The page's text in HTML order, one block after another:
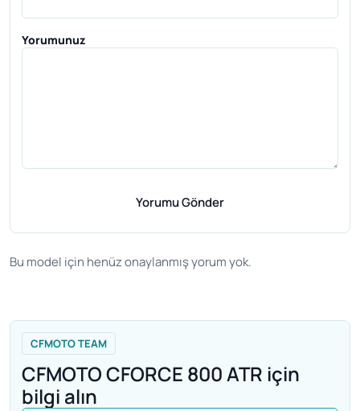
Yorumunuz
Yorumu Gönder
Bu model için henüz onaylanmış yorum yok.
CFMOTO TEAM
CFMOTO CFORCE 800 ATR için
bilgi alın